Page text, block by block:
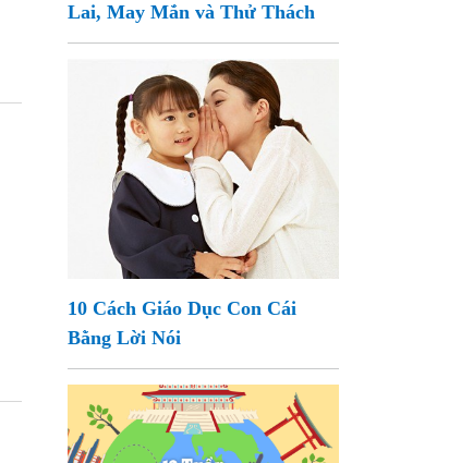
Lai, May Mắn và Thử Thách
10 Cách Giáo Dục Con Cái
Bằng Lời Nói